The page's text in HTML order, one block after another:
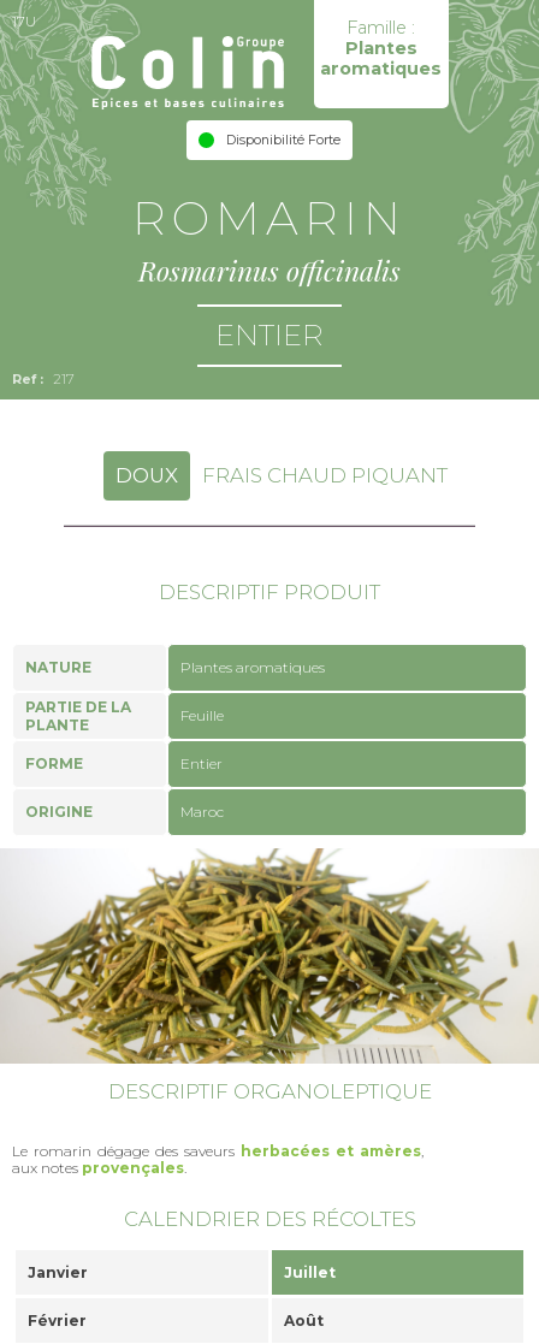
Famille :
Plantes
aromatiques
Disponibilité Forte
17U
217
ROMARIN
Rosmarinus officinalis
ENTIER
DOUX FRAIS CHAUD PIQUANT
DESCRIPTIF PRODUIT
NATURE Plantes aromatiques
PARTIE DE LA
PLANTE
Feuille
FORME Entier
ORIGINE Maroc
DESCRIPTIF ORGANOLEPTIQUE
Le romarin dégage des saveurs herbacées et amères
aux notes provençales
CALENDRIER DES RÉCOLTES
Janvier Juillet
Février Août